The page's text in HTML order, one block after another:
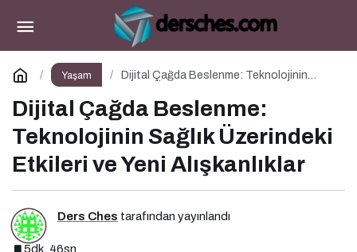
Yaşam
Dijital Çağda Beslenme: Teknolojinin
Alışkanlıklar
Dijital Çağda Beslenme:
Teknolojinin Sağlık Üzerindeki
Etkileri ve Yeni Alışkanlıklar
Ders Ches tarafından yayınlandı
5dk, 46sn
Türk Tasarımcıların Küresel Başarısı
Yorum Yap